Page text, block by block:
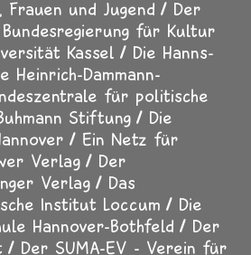
Frauen und Jugend
Der
für Kultur
Kassel
Die Hanns-
Heinrich-Dammann-
für politische
Stiftung
Die
Ein Netz für
Verlag
Der
Verlag
Das
Institut Loccum
Die
Hannover-Bothfeld
Der
Der SUMA-EV - Verein für